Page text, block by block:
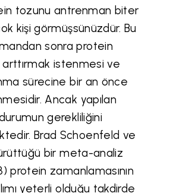
tozunu antrenman biter
kişi görmüşsünüzdür. Bu
sonra protein
arttırmak istenmesi ve
sürecine bir an önce
Ancak yapılan
gerekliliğini
Brad Schoenfeld ve
bir meta-analiz
protein zamanlamasının
yeterli olduğu takdirde